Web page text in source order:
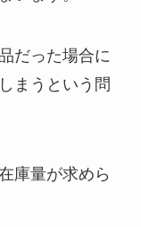
だった場合に
まうという問
庫量が求めら